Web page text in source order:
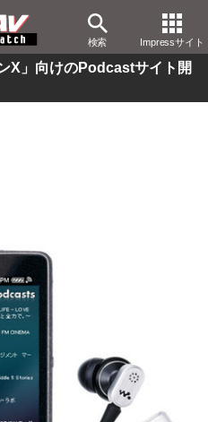
検索 Impressサイト
X」向けのPodcastサイト開